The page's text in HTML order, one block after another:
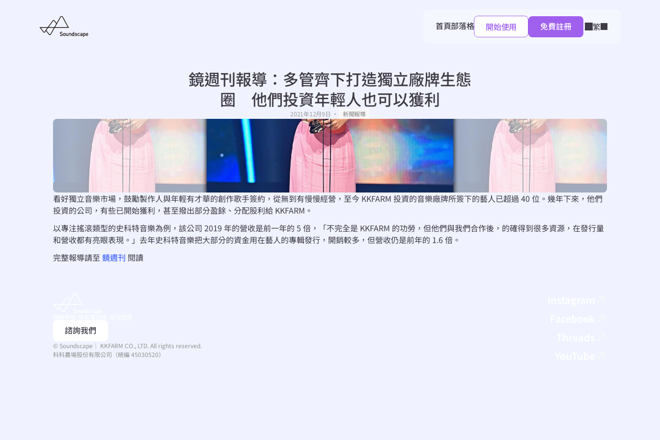
首頁部落格 開始使用 免費註冊 繁
Select Language
鏡週刊報導：多管齊下打造獨立廠牌生態
圈　他們投資年輕人也可以獲利
2021年12月9日 ・ 新聞報導
看好獨立音樂市場，鼓勵製作人與年輕有才華的創作歌手簽約，從無到有慢慢經營，至今 KKFARM 投資的音樂廠牌所簽下的藝人已超過 40 位。幾年下來，他們
投資的公司，有些已開始獲利，甚至撥出部分盈餘、分配股利給 KKFARM。
以專注搖滾類型的史科特音樂為例，該公司 2019 年的營收是前一年的 5 倍，「不完全是 KKFARM 的功勞，但他們與我們合作後，的確得到很多資源，在發行量
和營收都有亮眼表現。」去年史科特音樂把大部分的資金用在藝人的專輯發行，開銷較多，但營收仍是前年的 1.6 倍。
完整報導請至 鏡週刊 閱讀
諮詢我們
© Soundscape｜ KKFARM CO., LTD. All rights reserved.
科科農場股份有限公司（統編 45030520）